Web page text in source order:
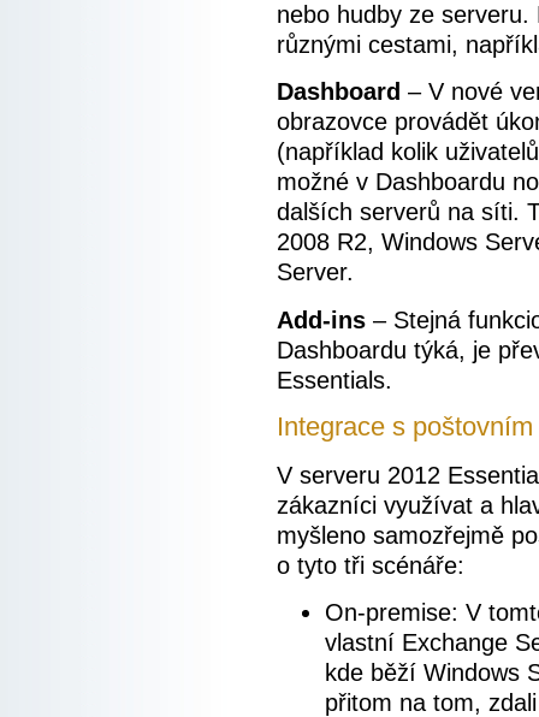
nebo hudby ze
různými cestami,
Dashboard – V nové
obrazovce provádět
(například kolik
možné v Dashboardu
dalších serverů na síti.
2008 R2, Windows
Server.
Add-ins – Stejná
Dashboardu týká, je
Essentials.
Integrace s
V serveru 2012
zákazníci využívat a
myšleno samozřejmě
o tyto tři scénáře:
On-premise: V
vlastní Exchange
kde běží Windows
přitom na tom,